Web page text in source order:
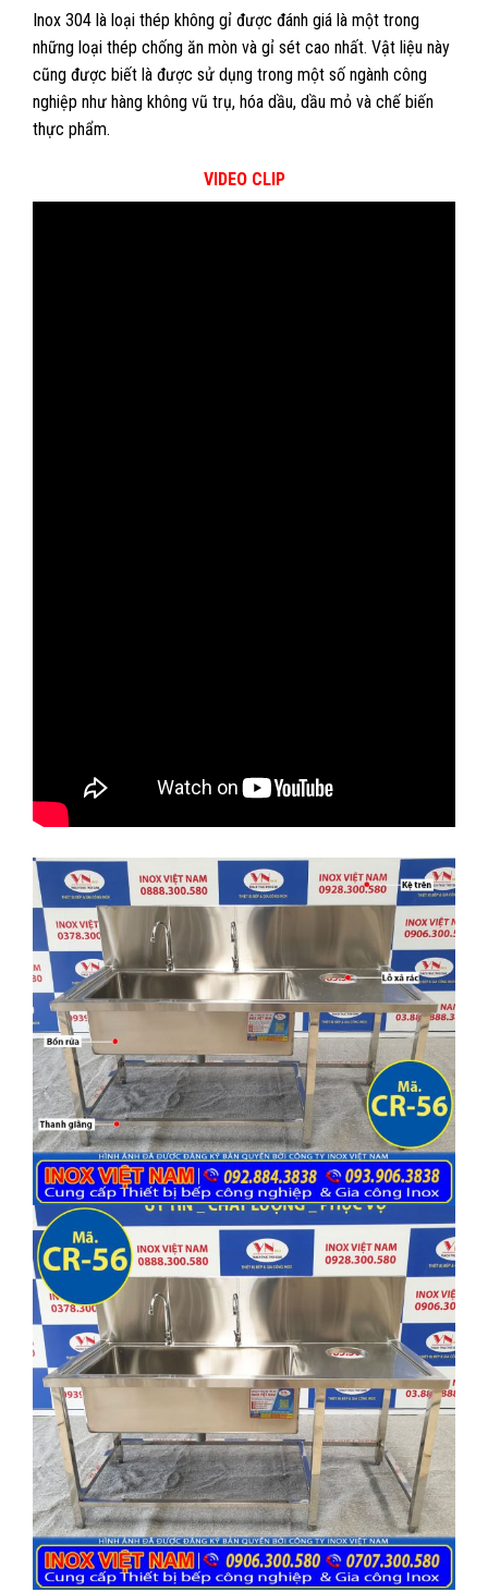
Inox 304 là loại thép không gỉ được đánh giá là một trong
những loại thép chống ăn mòn và gỉ sét cao nhất. Vật liệu này
cũng được biết là được sử dụng trong một số ngành công
nghiệp như hàng không vũ trụ, hóa dầu, dầu mỏ và chế biến
thực phẩm.
VIDEO CLIP